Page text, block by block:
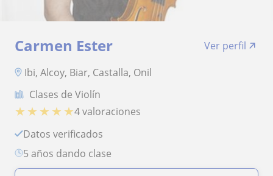
Carmen Ester
Ver perfil
Ibi, Alcoy, Biar, Castalla, Onil
Clases de Violín
★ ★ ★ ★ ★4 valoraciones
Datos verificados
5 años dando clase